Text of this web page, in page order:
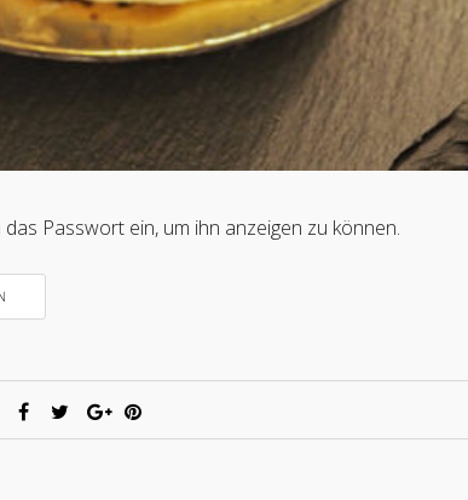
Passwort ein, um ihn anzeigen zu können.